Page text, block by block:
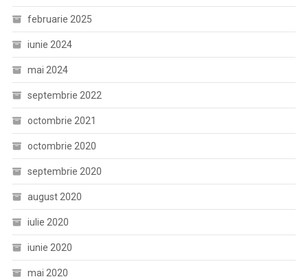
februarie 2025
iunie 2024
mai 2024
septembrie 2022
octombrie 2021
octombrie 2020
septembrie 2020
august 2020
iulie 2020
iunie 2020
mai 2020